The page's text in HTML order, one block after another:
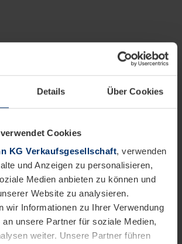
Details Über Cookies
Cookies
KG Verkaufsgesellschaft, verwenden
und Anzeigen zu personalisieren,
Medien anbieten zu können und
Website zu analysieren.
wir Informationen zu Ihrer Verwendung
unsere Partner für soziale Medien,
weiter. Unsere Partner führen